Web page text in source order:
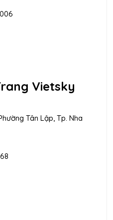
Vietsky
Tân Lập, Tp. Nha